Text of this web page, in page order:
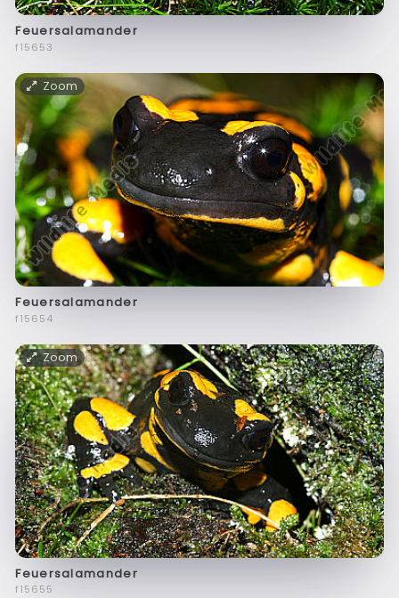
Feuersalamander
f15653
Zoom
Feuersalamander
f15654
Zoom
Feuersalamander
f15655